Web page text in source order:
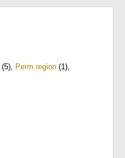
(5), Perm region (1),